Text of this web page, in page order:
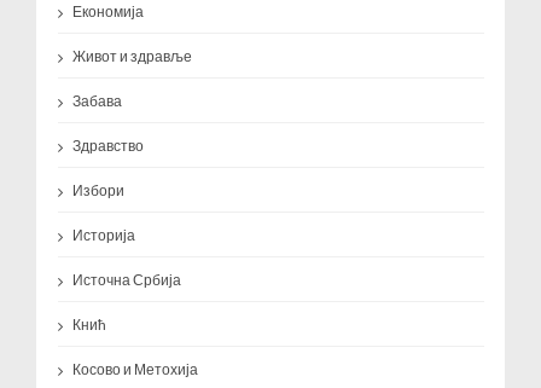
Економија
Живот и здравље
Забава
Здравство
Избори
Историја
Источна Србија
Кнић
Косово и Метохија